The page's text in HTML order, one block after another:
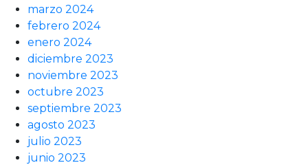
marzo 2024
febrero 2024
enero 2024
diciembre 2023
noviembre 2023
octubre 2023
septiembre 2023
agosto 2023
julio 2023
junio 2023